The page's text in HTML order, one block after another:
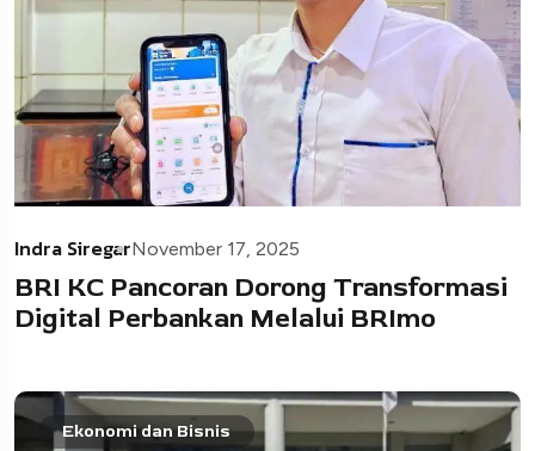
Indra SiregarNovember 17, 2025
BRI KC Pancoran Dorong Transformasi
Digital Perbankan Melalui BRImo
Ekonomi dan Bisnis